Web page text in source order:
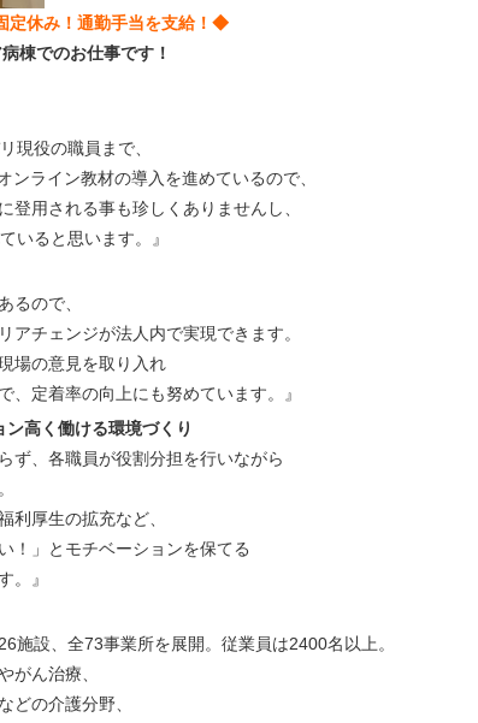
休み！通勤手当を支給！◆
棟でのお仕事です！
現役の職員まで、
ライン教材の導入を進めているので、
登用される事も珍しくありませんし、
いると思います。』
るので、
アチェンジが法人内で実現できます。
場の意見を取り入れ
、定着率の向上にも努めています。』
高く働ける環境づくり
ず、各職員が役割分担を行いながら
利厚生の拡充など、
！」とモチベーションを保てる
。』
施設、全73事業所を展開。従業員は2400名以上。
がん治療、
どの介護分野、